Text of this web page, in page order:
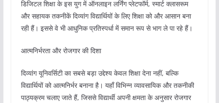
डिजिटल शिक्षा के इस युग में ऑनलाइन लर्निंग प्लेटफॉर्म, स्मार्ट क्लासरूम
और सहायक तकनीकें दिव्यांग विद्यार्थियों के लिए शिक्षा को और आसान बना
रही हैं। इससे वे भी आधुनिक प्रतिस्पर्धा में समान रूप से भाग ले पा रहे हैं।
आत्मनिर्भरता और रोजगार की दिशा
दिव्यांग यूनिवर्सिटी का सबसे बड़ा उद्देश्य केवल शिक्षा देना नहीं, बल्कि
विद्यार्थियों को आत्मनिर्भर बनाना है। यहाँ विभिन्न व्यावसायिक और तकनीकी
पाठ्यक्रम चलाए जाते हैं, जिससे विद्यार्थी अपनी क्षमता के अनुसार रोजगार